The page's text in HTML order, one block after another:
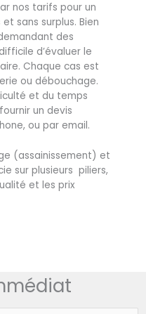
nos tarifs pour un
et sans surplus. Bien
des
d’évaluer le
Chaque cas est
ou débouchage.
et du temps
un devis
ou par email.
(assainissement) et
sur plusieurs piliers,
et les prix